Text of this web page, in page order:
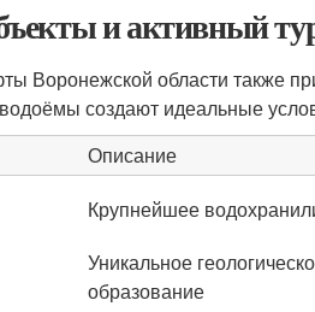
и активный
Воронежской области также
создают идеальные
Описание
Крупнейшее
Уникальное
образование